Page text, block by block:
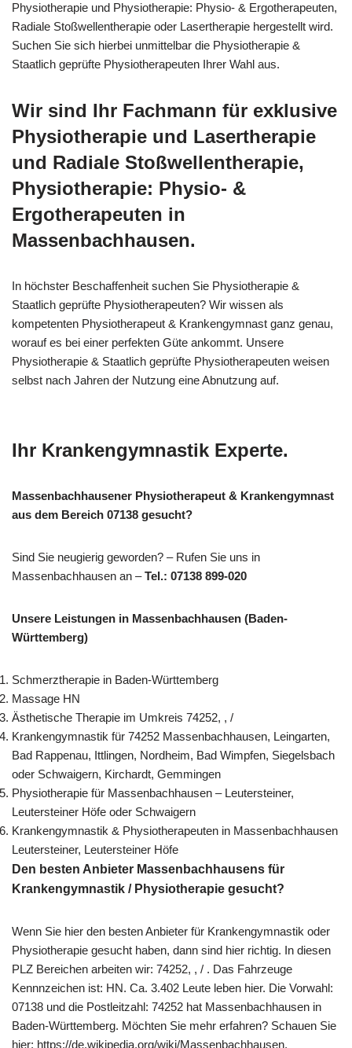
Physiotherapie und Physiotherapie: Physio- & Ergotherapeuten,
Radiale Stoßwellentherapie oder Lasertherapie hergestellt wird.
Suchen Sie sich hierbei unmittelbar die Physiotherapie &
Staatlich geprüfte Physiotherapeuten Ihrer Wahl aus.
Wir sind Ihr Fachmann für exklusive
Physiotherapie und Lasertherapie
und Radiale Stoßwellentherapie,
Physiotherapie: Physio- &
Ergotherapeuten in
Massenbachhausen.
In höchster Beschaffenheit suchen Sie Physiotherapie &
Staatlich geprüfte Physiotherapeuten? Wir wissen als
kompetenten Physiotherapeut & Krankengymnast ganz genau,
worauf es bei einer perfekten Güte ankommt. Unsere
Physiotherapie & Staatlich geprüfte Physiotherapeuten weisen
selbst nach Jahren der Nutzung eine Abnutzung auf.
Ihr Krankengymnastik Experte.
Massenbachhausener Physiotherapeut & Krankengymnast
aus dem Bereich 07138 gesucht?
Sind Sie neugierig geworden? – Rufen Sie uns in
Massenbachhausen an –Tel.: 07138 899-020
Unsere Leistungen in Massenbachhausen (Baden-
Württemberg)
Schmerztherapie in Baden-Württemberg
Massage HN
Ästhetische Therapie im Umkreis 74252, , /
Krankengymnastik für 74252 Massenbachhausen, Leingarten,
Bad Rappenau, Ittlingen, Nordheim, Bad Wimpfen, Siegelsbach
oder Schwaigern, Kirchardt, Gemmingen
Physiotherapie für Massenbachhausen – Leutersteiner,
Leutersteiner Höfe oder Schwaigern
Krankengymnastik & Physiotherapeuten in Massenbachhausen
Leutersteiner, Leutersteiner Höfe
Den besten Anbieter Massenbachhausens für
Krankengymnastik / Physiotherapie gesucht?
Wenn Sie hier den besten Anbieter für Krankengymnastik oder
Physiotherapie gesucht haben, dann sind hier richtig. In diesen
PLZ Bereichen arbeiten wir: 74252, , / . Das Fahrzeuge
Kennnzeichen ist: HN. Ca. 3.402 Leute leben hier. Die Vorwahl:
07138 und die Postleitzahl: 74252 hat Massenbachhausen in
Baden-Württemberg. Möchten Sie mehr erfahren? Schauen Sie
hier: https://de.wikipedia.org/wiki/Massenbachhausen.